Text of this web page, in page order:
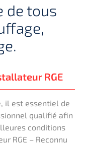
de tous
RGE
il est essentiel de
qualifié afin
conditions
RGE – Reconnu